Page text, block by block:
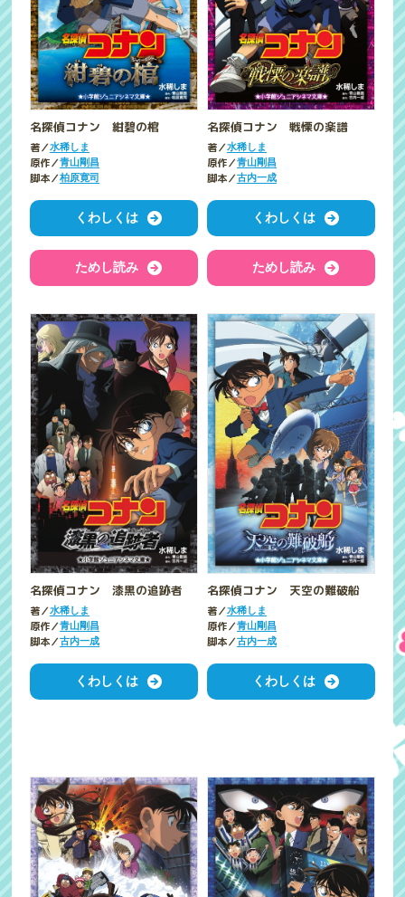
名探偵コナン 紺碧の棺
著／水稀しま
原作／青山剛昌
脚本／柏原寛司
くわしくは
ためし読み
名探偵コナン 戦慄の楽譜
著／水稀しま
原作／青山剛昌
脚本／古内一成
くわしくは
ためし読み
名探偵コナン 漆黒の追跡者
著／水稀しま
原作／青山剛昌
脚本／古内一成
くわしくは
名探偵コナン 天空の難破船
著／水稀しま
原作／青山剛昌
脚本／古内一成
くわしくは